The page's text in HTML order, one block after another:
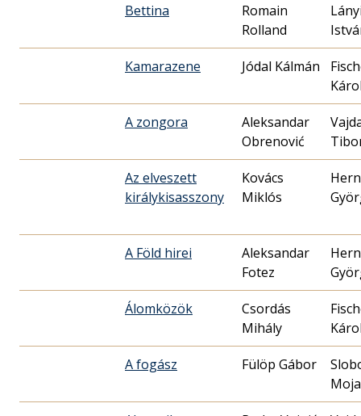
Bettina
Romain
Rolland
Kamarazene Jódal Kálmán
A zongora
Aleksandar
Obrenović
Az elveszett
királykisasszony
Kovács
Miklós
A Föld hirei
Aleksandar
Fotez
Álomközök
Csordás
Mihály
A fogász Fülöp Gábor